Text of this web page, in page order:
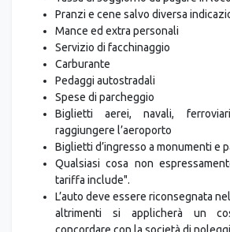
Servizio di facchinaggio
Carburante
Pedaggi autostradali
Spese di parcheggio
Biglietti aerei, navali,
raggiungere l’aeroporto
Biglietti d’ingresso a monumenti e
Qualsiasi cosa non
tariffa include".
L’auto deve essere riconsegnata
altrimenti si applicherà un
concordare con la società di
Ogni giorno di noleggio
ore; il veicolo deve essere